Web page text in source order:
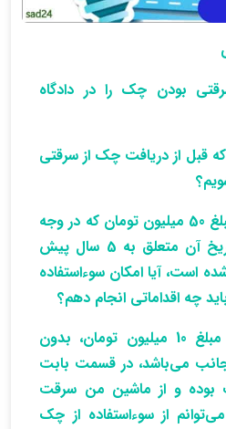
بودن چک را در دادگاه
که قبل از دریافت چک از سرقتی
یک فقره چک به مبلغ 50 میلیون تومان که در وجه
اینجانب بوده و تاریخ آن متعلق به 5 سال پیش
است، آیا امکان سوءاستفاده
چه اقداماتی انجام دهم؟
یک فقره چک به مبلغ 10 میلیون تومان، بدون
می‌باشد، در قسمت بابت
و از ماشین من سرقت
از سوءاستفاده از چک